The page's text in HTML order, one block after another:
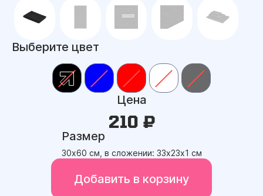
Выберите цвет
Цена
210 ₽
Размер
30х60 см, в сложении: 33х23х1 см
Добавить в корзину